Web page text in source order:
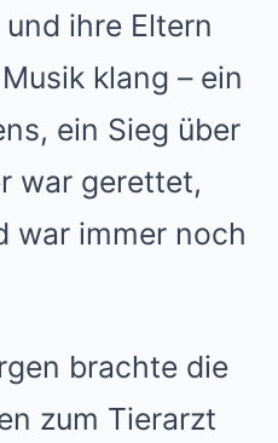
ihre Eltern
klang – ein
ein Sieg über
war gerettet,
war immer noch
brachte die
zum Tierarzt